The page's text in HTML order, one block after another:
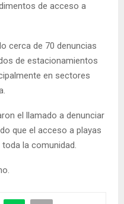
de acceso a
cerca de 70 denuncias
de estacionamientos
en sectores
el llamado a denunciar
que el acceso a playas
la comunidad.